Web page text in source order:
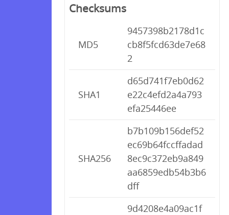
Checksums
MD5
9457398b2178d1c
cb8f5fcd63de7e68
2
SHA1
d65d741f7eb0d62
e22c4efd2a4a793
efa25446ee
SHA256
b7b109b156def52
ec69b64fccffadad
8ec9c372eb9a849
aa6859edb54b3b6
dff
9d4208e4a09ac1f